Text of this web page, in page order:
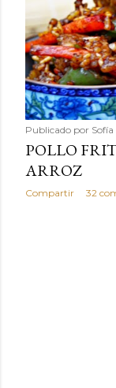
copiosos de
revolucionaria,
humilde como la
dorado, cargado
sustituto
Publicado por
POLLO
ARROZ
Compartir 32